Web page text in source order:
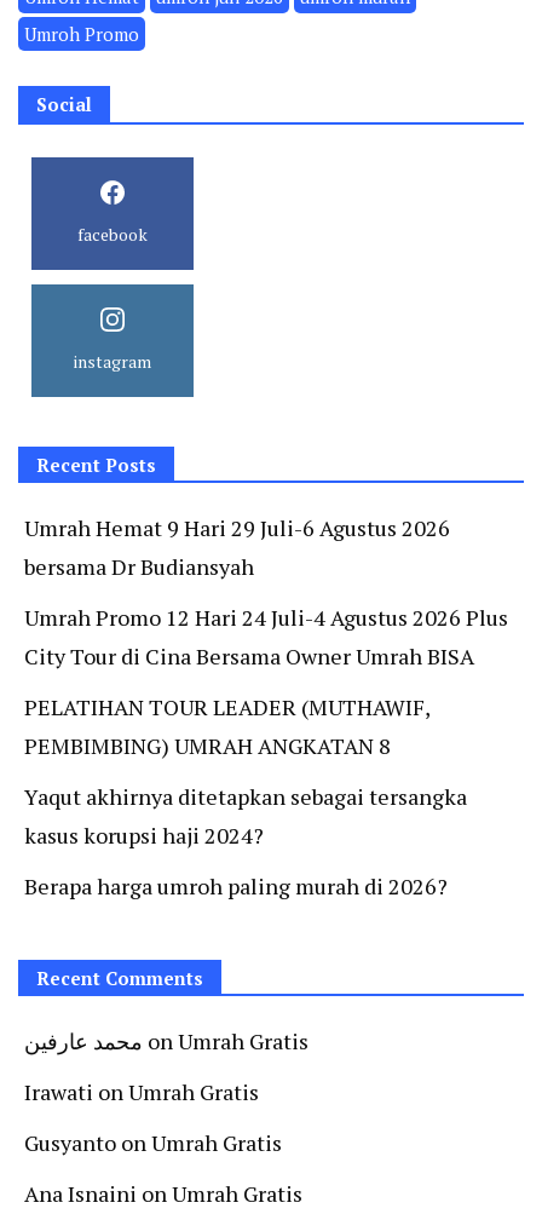
Umroh Promo
Social
facebook
instagram
Recent Posts
Umrah Hemat 9 Hari 29 Juli-6 Agustus 2026
bersama Dr Budiansyah
Umrah Promo 12 Hari 24 Juli-4 Agustus 2026 Plus
City Tour di Cina Bersama Owner Umrah BISA
PELATIHAN TOUR LEADER (MUTHAWIF,
PEMBIMBING) UMRAH ANGKATAN 8
Yaqut akhirnya ditetapkan sebagai tersangka
kasus korupsi haji 2024?
Berapa harga umroh paling murah di 2026?
Recent Comments
محمد عارفين onUmrah Gratis
Irawati onUmrah Gratis
Gusyanto onUmrah Gratis
Ana Isnaini onUmrah Gratis